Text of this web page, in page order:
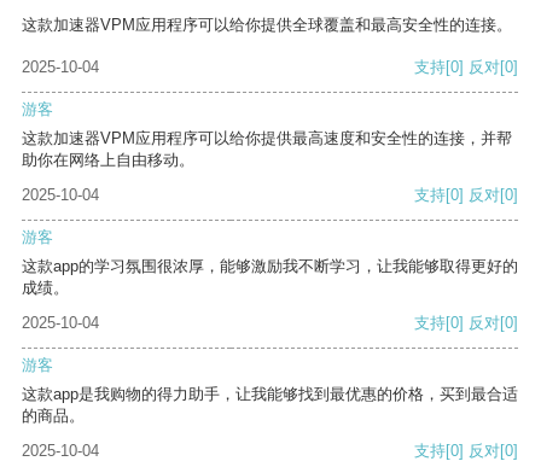
这款加速器VPM应用程序可以给你提供全球覆盖和最高安全性的连接。
2025-10-04 支持[0] 反对[0]
游客
这款加速器VPM应用程序可以给你提供最高速度和安全性的连接，并帮
助你在网络上自由移动。
2025-10-04
支持[0] 反对[0]
游客
这款app的学习氛围很浓厚，能够激励我不断学习，让我能够取得更好的
成绩。
2025-10-04
支持[0] 反对[0]
游客
这款app是我购物的得力助手，让我能够找到最优惠的价格，买到最合适
的商品。
2025-10-04
支持[0] 反对[0]